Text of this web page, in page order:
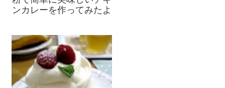
ンカレーを作ってみたよ